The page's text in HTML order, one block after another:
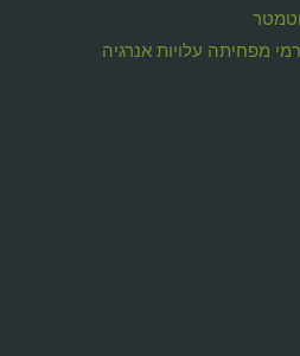
מפחיתה עלויות אנרגיה